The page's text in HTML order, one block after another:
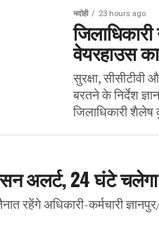
भदोही 23 hours ago
वेयरहाउस का
सुरक्षा, सीसीटीवी
बरतने के निर्देश
जिलाधिकारी
अलर्ट, 24 घंटे
रहेंगे अधिकारी-कर्मचारी